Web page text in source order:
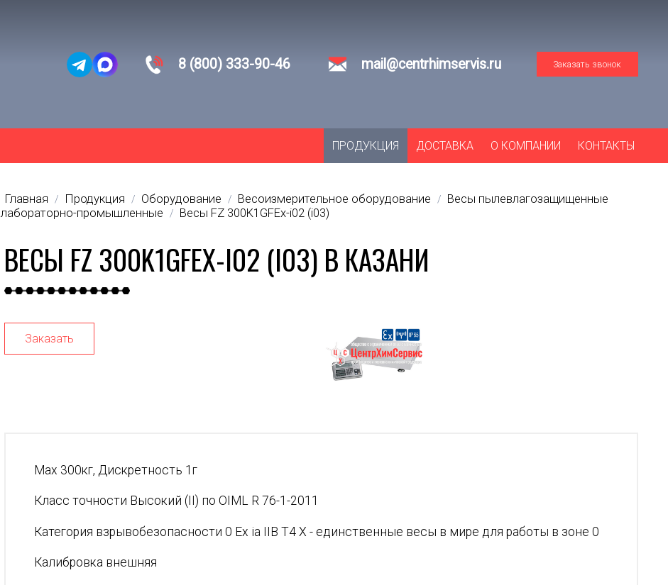
8 (800) 333-90-46 mail@centrhimservis.ru Заказать звонок
ПРОДУКЦИЯ ДОСТАВКА О КОМПАНИИ КОНТАКТЫ
Главная / Продукция / Оборудование / Весоизмерительное оборудование /
Весы пылевлагозащищенные
лабораторно-промышленные
/ Весы FZ 300K1GFEx-i02 (i03)
ВЕСЫ FZ 300K1GFEX-I02 (I03) В КАЗАНИ
Заказать
Max 300кг, Дискретность 1г
Класс точности Высокий (II) по OIML R 76-1-2011
Категория взрывобезопасности 0 Ex ia IIB T4 X - единственные весы в мире для работы в зоне 0
Калибровка внешняя